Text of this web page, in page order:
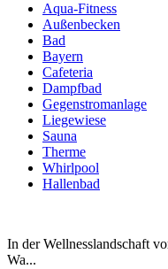
Aqua-Fitness
Außenbecken
Bad
Bayern
Cafeteria
Dampfbad
Gegenstromanlage
Liegewiese
Sauna
Therme
Whirlpool
Hallenbad
In der Wellnesslandschaft
Wa...